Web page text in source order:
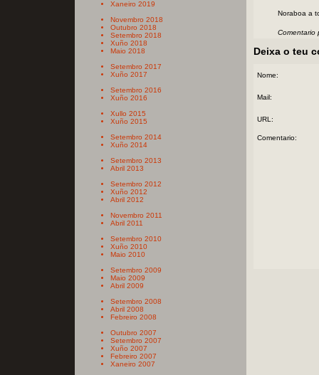
Xaneiro 2019
Novembro 2018
Outubro 2018
Setembro 2018
Xuño 2018
Maio 2018
Setembro 2017
Xuño 2017
Setembro 2016
Xuño 2016
Xullo 2015
Xuño 2015
Setembro 2014
Xuño 2014
Setembro 2013
Abril 2013
Setembro 2012
Xuño 2012
Abril 2012
Novembro 2011
Abril 2011
Setembro 2010
Xuño 2010
Maio 2010
Setembro 2009
Maio 2009
Abril 2009
Setembro 2008
Abril 2008
Febreiro 2008
Outubro 2007
Setembro 2007
Xuño 2007
Febreiro 2007
Xaneiro 2007
Noraboa a
Comentario
Deixa o teu
Nome:
Mail:
URL:
Comentario: